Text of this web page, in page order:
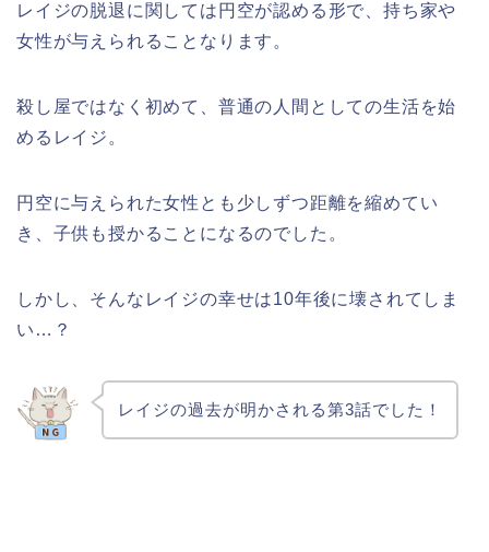
レイジの脱退に関しては円空が認める形で、持ち家や
女性が与えられることなります。
殺し屋ではなく初めて、普通の人間としての生活を始
めるレイジ。
円空に与えられた女性とも少しずつ距離を縮めてい
き、子供も授かることになるのでした。
しかし、そんなレイジの幸せは10年後に壊されてしま
い…？
レイジの過去が明かされる第3話でした！